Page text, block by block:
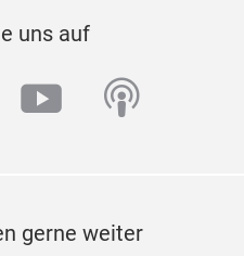
uns auf
youtube
gerne weiter